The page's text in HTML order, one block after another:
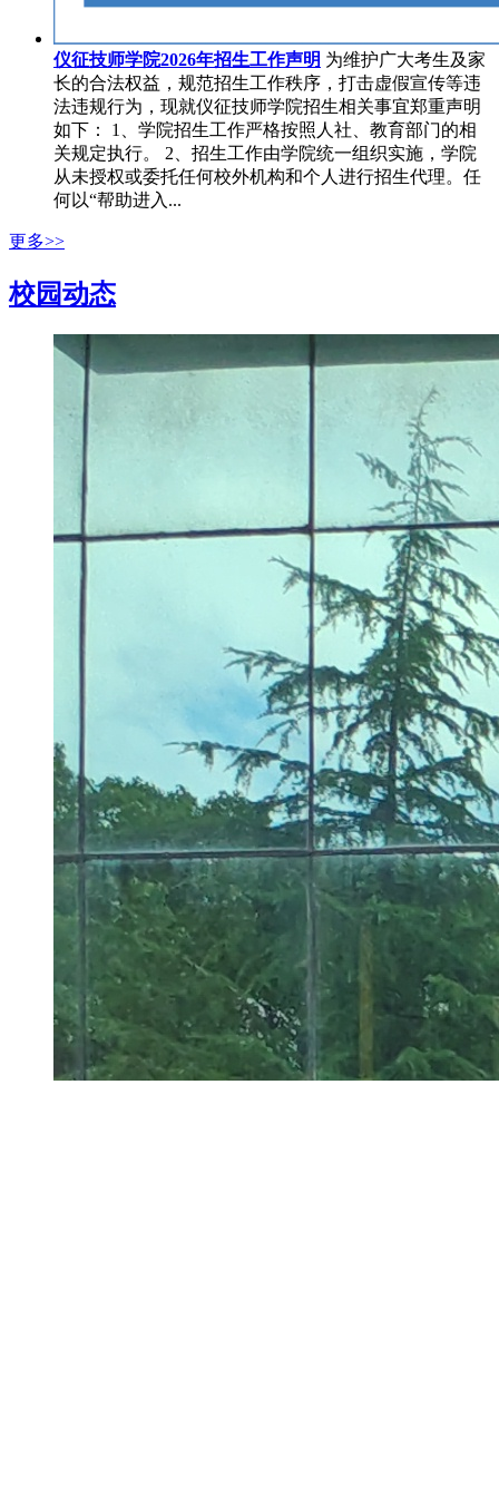
仪征技师学院2026年招生工作声明 为维护广大考生及家
长的合法权益，规范招生工作秩序，打击虚假宣传等违
法违规行为，现就仪征技师学院招生相关事宜郑重声明
如下： 1、学院招生工作严格按照人社、教育部门的相
关规定执行。 2、招生工作由学院统一组织实施，学院
从未授权或委托任何校外机构和个人进行招生代理。任
何以“帮助进入...
更多>>
校园动态